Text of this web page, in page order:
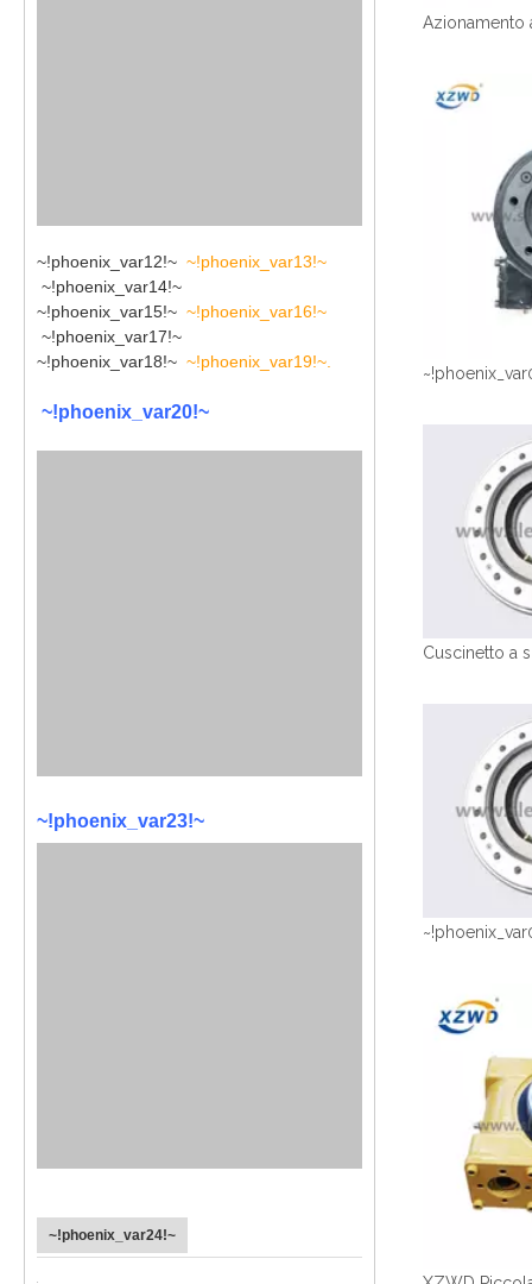
~!phoenix_var12!~ ~!phoenix_var13!~
~!phoenix_var14!~
~!phoenix_var15!~ ~!phoenix_var16!~
~!phoenix_var17!~
~!phoenix_var18!~ ~!phoenix_var19!~
~!phoenix_var20!~
~!phoenix_var23!~
~!phoenix_var24!~